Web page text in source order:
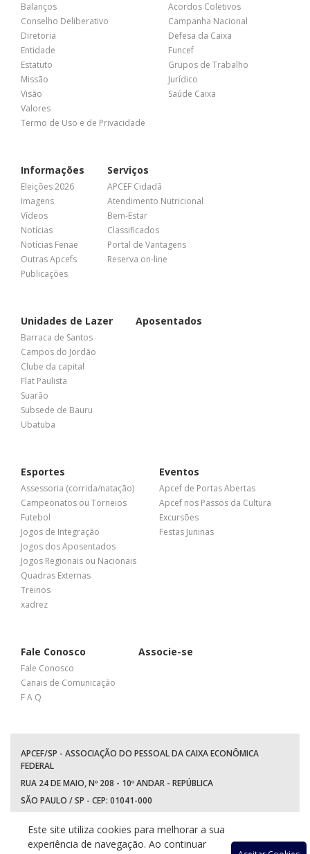
Balanços
Conselho Deliberativo
Diretoria
Entidade
Estatuto
Missão
Visão
Valores
Termo de Uso e de Privacidade
Acordos Coletivos
Campanha Nacional
Defesa da Caixa
Funcef
Grupos de Trabalho
Jurídico
Saúde Caixa
Informações
Eleições 2026
Imagens
Vídeos
Notícias
Notícias Fenae
Outras Apcefs
Publicações
Serviços
APCEF Cidadã
Atendimento Nutricional
Bem-Estar
Classificados
Portal de Vantagens
Reserva on-line
Unidades de Lazer
Barraca de Santos
Campos do Jordão
Clube da capital
Flat Paulista
Suarão
Subsede de Bauru
Ubatuba
Aposentados
Esportes
Assessoria (corrida/natação)
Campeonatos ou Torneios
Futebol
Jogos de Integração
Jogos dos Aposentados
Jogos Regionais ou Nacionais
Quadras Externas
Treinos
xadrez
Eventos
Apcef de Portas Abertas
Apcef nos Passos da Cultura
Excursões
Festas Juninas
Fale Conosco
Fale Conosco
Canais de Comunicação
F A Q
Associe-se
APCEF/SP - ASSOCIAÇÃO DO PESSOAL DA CAIXA ECONÔMICA
FEDERAL
RUA 24 DE MAIO, Nº 208 - 10º ANDAR - REPÚBLICA
SÃO PAULO / SP - CEP: 01041-000
WhatsApp: (11) 94597-5758
Este site utiliza cookies para melhorar a sua
experiência de navegação. Ao continuar